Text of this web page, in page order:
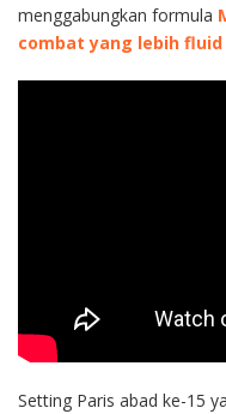
menggabungkan formula
combat yang lebih
Setting Paris abad ke-15